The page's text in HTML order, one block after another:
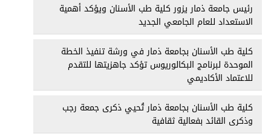
رئيس جامعة ذمار يزور كلية طب الأسنان ويؤكد أهمية
الاستعداد للعام الجامعي الجديد
كلية طب الأسنان بجامعة ذمار في ورشة تنفيذ الخطة
الموحدة لبرنامج البكالوريوس تؤكد جاهزيتها للتقدم
للاعتماد الأكاديمي
كلية طب الأسنان بجامعة ذمار تُحيي ذكرى جمعة رجب
وذكرى القائد بفعالية ثقافية